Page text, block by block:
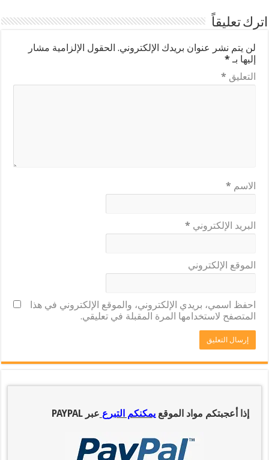
اترك تعليقاً
لن يتم نشر عنوان بريدك الإلكتروني. الحقول الإلزامية مشار
إليها بـ *
التعليق *
الاسم *
البريد الإلكتروني *
الموقع الإلكتروني
احفظ اسمي، بريدي الإلكتروني، والموقع الإلكتروني في هذا
المتصفح لاستخدامها المرة المقبلة في تعليقي.
إذا أعجبتكم مواد الموقع يمكنكم التبرع عبر PAYPAL